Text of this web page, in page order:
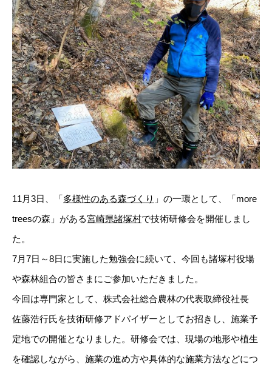
JP EN
11月3日、「多様性のある森づくり 」の一環として、「more
treesの森」がある宮崎県諸塚村で技術研修会を開催しまし
た。
7月7日～8日に実施した勉強会に続いて、今回も諸塚村役場
や森林組合の皆さまにご参加いただきました。
今回は専門家として、株式会社総合農林の代表取締役社長
佐藤浩行氏を技術研修アドバイザーとしてお招きし、施業予
定地での開催となりました。研修会では、現場の地形や植生
を確認しながら、施業の進め方や具体的な施業方法などにつ